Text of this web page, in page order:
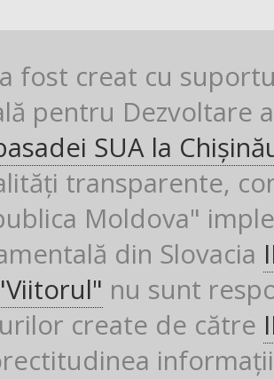
fost creat cu
pentru Dezvoltare
SUA la
transparente,
Moldova"
din Slovacia
nu sunt
create de către